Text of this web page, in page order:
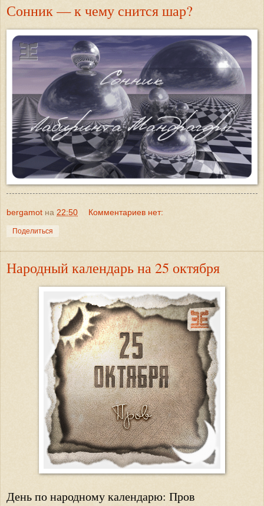
Сонник — к чему снится шар?
bergamot на 22:50 Комментариев нет:
Поделиться
Народный календарь на 25 октября
День по народному календарю: Пров